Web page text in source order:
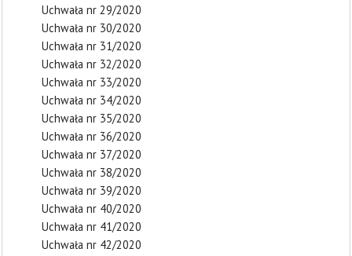
Uchwała nr 29/2020
Uchwała nr 30/2020
Uchwała nr 31/2020
Uchwała nr 32/2020
Uchwała nr 33/2020
Uchwała nr 34/2020
Uchwała nr 35/2020
Uchwała nr 36/2020
Uchwała nr 37/2020
Uchwała nr 38/2020
Uchwała nr 39/2020
Uchwała nr 40/2020
Uchwała nr 41/2020
Uchwała nr 42/2020